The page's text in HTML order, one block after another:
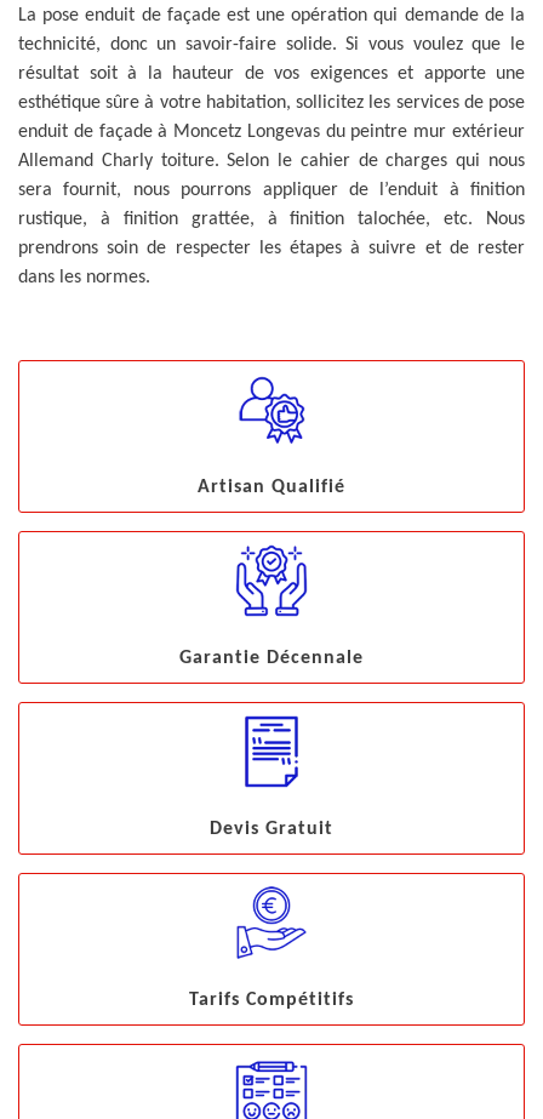
La pose enduit de façade est une opération qui demande de la
technicité, donc un savoir-faire solide. Si vous voulez que le
résultat soit à la hauteur de vos exigences et apporte une
esthétique sûre à votre habitation, sollicitez les services de pose
enduit de façade à Moncetz Longevas du peintre mur extérieur
Allemand Charly toiture. Selon le cahier de charges qui nous
sera fournit, nous pourrons appliquer de l’enduit à finition
rustique, à finition grattée, à finition talochée, etc. Nous
prendrons soin de respecter les étapes à suivre et de rester
dans les normes.
Artisan Qualifié
Garantie Décennale
Devis Gratuit
Tarifs Compétitifs